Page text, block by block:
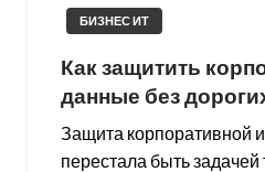
БИЗНЕС ИТ
Как защитить
данные без
Защита корпоративной
перестала быть задачей